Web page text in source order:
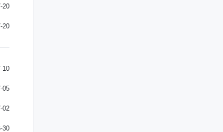
20
20
10
05
02
30